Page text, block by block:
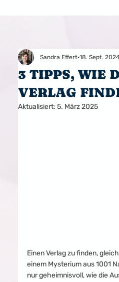
3 TIPPS, WIE
VERLAG
Sandra Effert 18. Sept. 2024
Aktualisiert: 5. März 2025
Einen Verlag zu finden,
einem Mysterium aus 1001
nur geheimnisvoll, wie die